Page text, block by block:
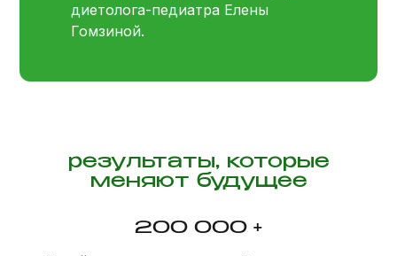
диетолога-педиатра Елены
Гомзиной.
результаты, которые
меняют будущее
200 000 +